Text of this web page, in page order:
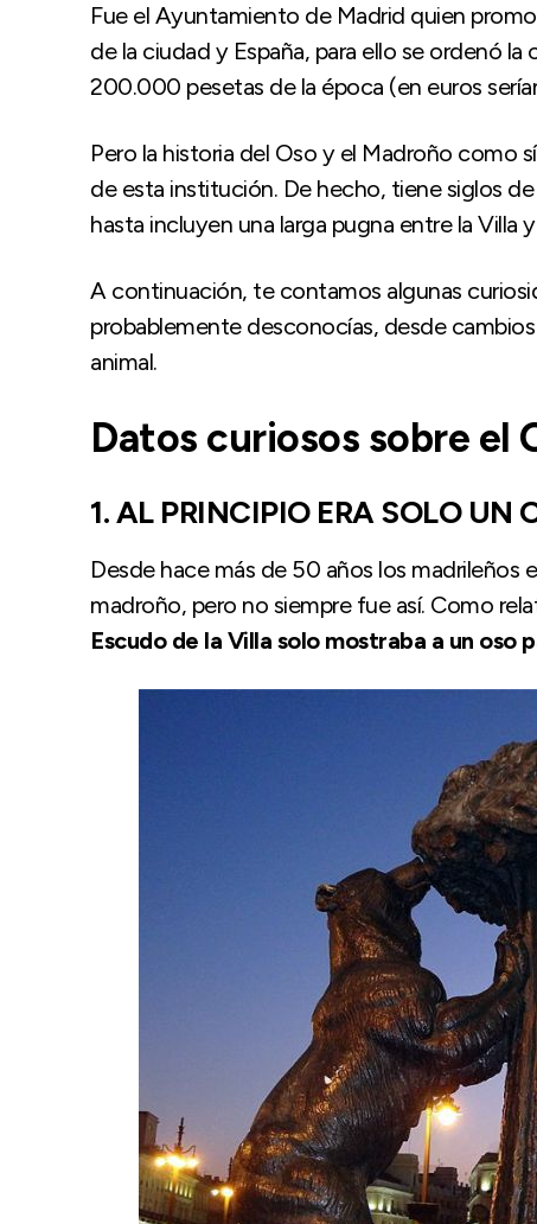
Fue el Ayuntamiento de Madrid quien
de la ciudad y España, para ello se ordenó
200.000 pesetas de la época (en euros
Pero la historia del Oso y el Madroño como
de esta institución. De hecho, tiene siglos
hasta incluyen una larga pugna entre la Villa y
A continuación, te contamos algunas
probablemente desconocías, desde
animal.
Datos curiosos sobre el
1. AL PRINCIPIO ERA SOLO UN
Desde hace más de 50 años los madrileños
madroño, pero no siempre fue así. Como
Escudo de la Villa solo mostraba a un oso